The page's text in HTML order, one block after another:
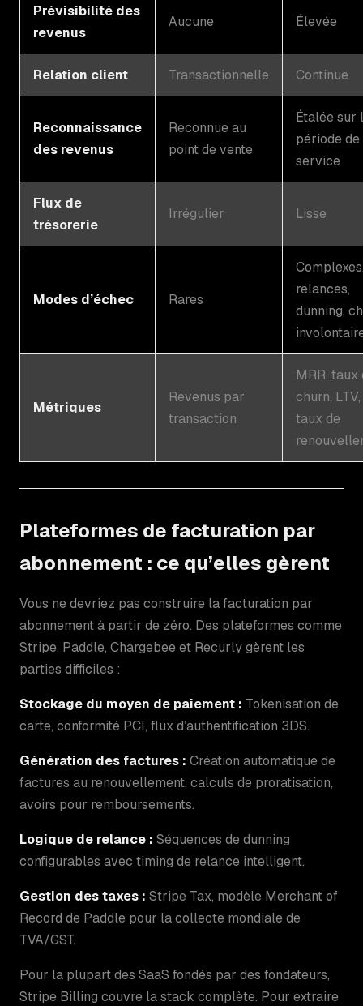
Prévisibilité des
revenus
Aucune Élevée
Relation client Transactionnelle Continue
Reconnaissance
des revenus
Reconnue au
point de vente
Étalée sur
période de
service
Flux de
trésorerie
Irrégulier Lisse
Modes d’échec Rares
relances,
dunning,
Métriques
Revenus par
transaction
MRR, taux
churn, LTV,
taux de
Plateformes de facturation par
abonnement : ce qu’elles gèrent
Vous ne devriez pas construire la facturation par
abonnement à partir de zéro. Des plateformes comme
Stripe, Paddle, Chargebee et Recurly gèrent les
parties difficiles :
Stockage du moyen de paiement : Tokenisation de
carte, conformité PCI, flux d’authentification 3DS.
Génération des factures : Création automatique de
factures au renouvellement, calculs de proratisation,
avoirs pour remboursements.
Logique de relance : Séquences de dunning
configurables avec timing de relance intelligent.
Gestion des taxes : Stripe Tax, modèle Merchant of
Record de Paddle pour la collecte mondiale de
TVA/GST.
Pour la plupart des SaaS fondés par des fondateurs,
Stripe Billing couvre la stack complète. Pour extraire